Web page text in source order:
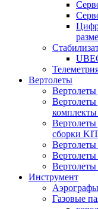
Вертолеты
Вертолеты
сборки
Вертолеты
Инструмент
Газовые